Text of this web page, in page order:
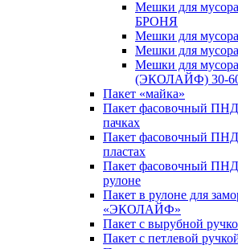
Мешки для
БРОНЯ
Мешки для
Мешки для
Мешки для
(ЭКОЛАЙФ) 30-
Пакет «майка»
Пакет фасовочный
пачках
Пакет фасовочный
пластах
Пакет фасовочный
рулоне
Пакет в рулоне для
«ЭКОЛАЙФ»
Пакет с вырубной
Пакет с петлевой